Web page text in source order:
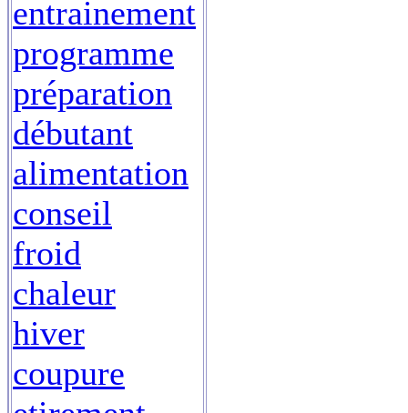
entrainement
programme
préparation
débutant
alimentation
conseil
froid
chaleur
hiver
coupure